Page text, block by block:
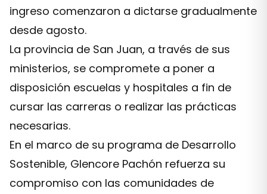
ingreso comenzaron a dictarse gradualmente
desde agosto.
La provincia de San Juan, a través de sus
ministerios, se compromete a poner a
disposición escuelas y hospitales a fin de
cursar las carreras o realizar las prácticas
necesarias.
En el marco de su programa de Desarrollo
Sostenible, Glencore Pachón refuerza su
compromiso con las comunidades de